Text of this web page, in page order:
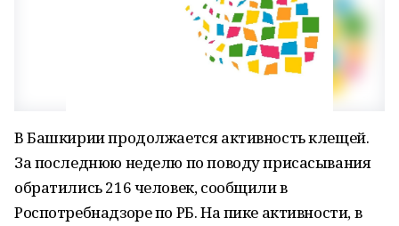
В Башкирии продолжается активность клещей.
За последнюю неделю по поводу присасывания
обратились 216 человек, сообщили в
Роспотребнадзоре по РБ. На пике активности, в